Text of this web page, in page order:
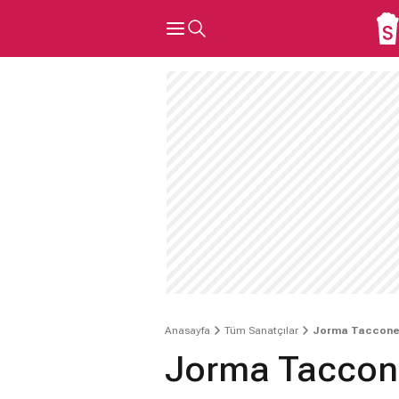
Anasayfa Tüm Sanatçılar Jorma Taccone
Jorma